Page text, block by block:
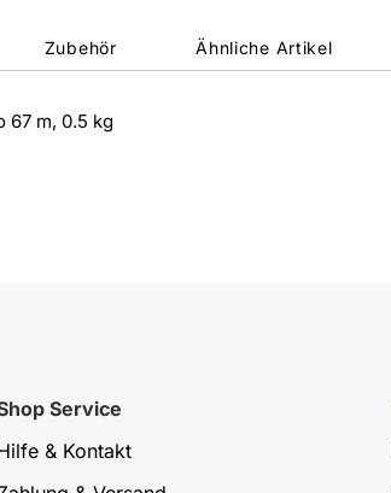
Zubehör Ähnliche Artikel
67 m, 0.5 kg
Service
& Kontakt